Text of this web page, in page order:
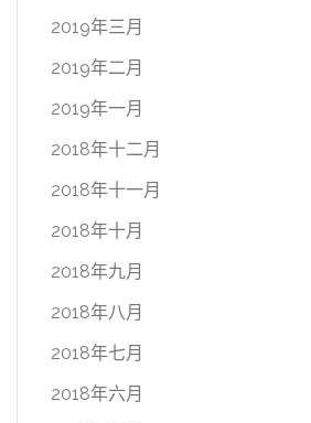
2019年三月
2019年二月
2019年一月
2018年十二月
2018年十一月
2018年十月
2018年九月
2018年八月
2018年七月
2018年六月